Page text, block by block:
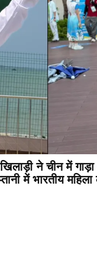
ने चीन में
में भारतीय